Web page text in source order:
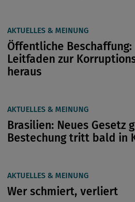
AKTUELLES & MEINUNG
Öffentliche Beschaffung:
Leitfaden zur
heraus
AKTUELLES & MEINUNG
Brasilien: Neues Gesetz
Bestechung tritt bald in
AKTUELLES & MEINUNG
Wer schmiert, verliert